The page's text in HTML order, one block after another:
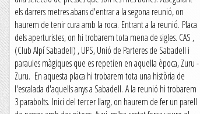
els darrers metres abans d'entrar a la segona reunió, on
haurem de tenir cura amb la roca. Entrant a la reunió. Placa
dels aperturistes, on hi trobarem tota mena de sigles. CAS ,
(Club Alpí Sabadell) , UPS, Unió de Parteres de Sabadell i
paraules màgiques que es repetien en aquella època, Zuru -
Zuru. En aquesta placa hi trobarem tota una història de
l'escalada d'aquells anys a Sabadell. A la reunió hi trobarem
3 parabolts. Inici del tercer llarg, on haurem de fer un parell